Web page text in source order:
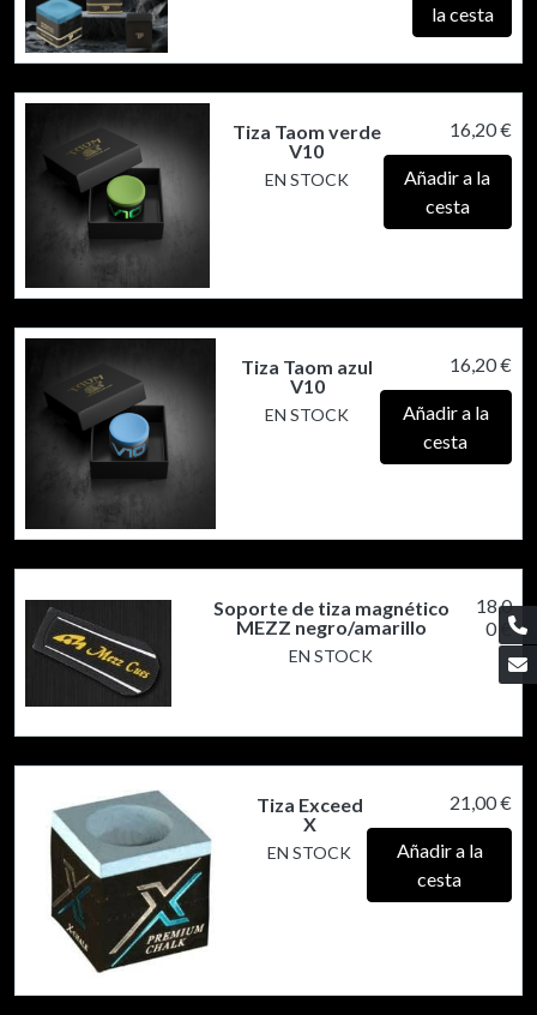
la cesta
Tiza Taom verde
V10
EN STOCK
16,20 €
Añadir a la
cesta
Tiza Taom azul
V10
EN STOCK
16,20 €
Añadir a la
cesta
Soporte de tiza magnético
MEZZ negro/amarillo
EN STOCK
18,0
0 €
Tiza Exceed
X
EN STOCK
21,00 €
Añadir a la
cesta